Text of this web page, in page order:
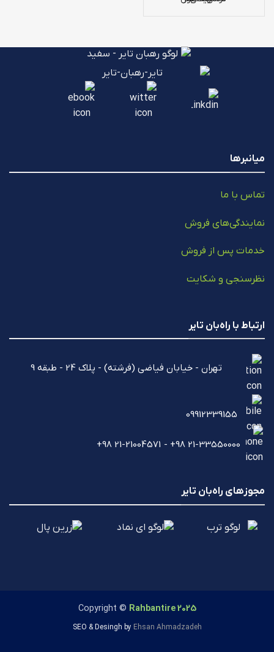
میانبرها
تماس با ما
نمایندگی‌های فروش
خدمات پس از فروش
نظرسنجی و شکایت
ارتباط با راه‌بان تایر
تهران - خیابان فیاضی (فرشته) - پلاک 24 - طبقه 9
مجوزهای راه‌بان تایر
Copyright © Rahbantire 2025
SEO & Desingh by Ehsan Ahmadzadeh